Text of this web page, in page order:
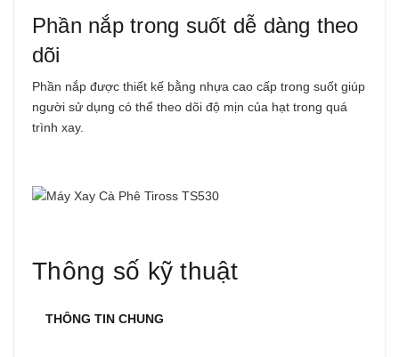
Phần nắp trong suốt dễ dàng theo
dõi
Phần nắp được thiết kế bằng nhựa cao cấp trong suốt giúp
người sử dụng có thể theo dõi độ mịn của hạt trong quá
trình xay.
Thông số kỹ thuật
THÔNG TIN CHUNG